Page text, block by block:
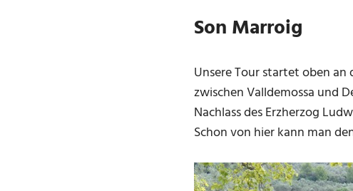
Son Marroig
Unsere Tour startet oben an
zwischen Valldemossa und
Nachlass des Erzherzog
Schon von hier kann man